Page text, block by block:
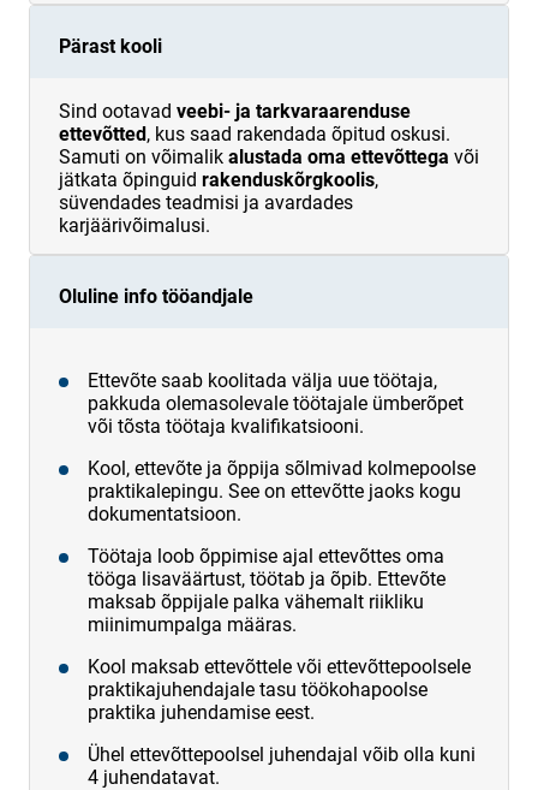
Pärast kooli
Sind ootavad veebi- ja tarkvaraarenduse
ettevõtted, kus saad rakendada õpitud oskusi.
Samuti on võimalik alustada oma ettevõttega või
jätkata õpinguid rakenduskõrgkoolis,
süvendades teadmisi ja avardades
karjäärivõimalusi.
Oluline info tööandjale
Ettevõte saab koolitada välja uue töötaja,
pakkuda olemasolevale töötajale ümberõpet
või tõsta töötaja kvalifikatsiooni.
Kool, ettevõte ja õppija sõlmivad kolmepoolse
praktikalepingu. See on ettevõtte jaoks kogu
dokumentatsioon.
Töötaja loob õppimise ajal ettevõttes oma
tööga lisaväärtust, töötab ja õpib. Ettevõte
maksab õppijale palka vähemalt riikliku
miinimumpalga määras.
Kool maksab ettevõttele või ettevõttepoolsele
praktikajuhendajale tasu töökohapoolse
praktika juhendamise eest.
Ühel ettevõttepoolsel juhendajal võib olla kuni
4 juhendatavat.